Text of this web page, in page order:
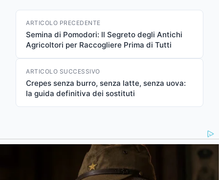
ARTICOLO PRECEDENTE
Semina di Pomodori: Il Segreto degli Antichi
Agricoltori per Raccogliere Prima di Tutti
ARTICOLO SUCCESSIVO
Crepes senza burro, senza latte, senza uova:
la guida definitiva dei sostituti